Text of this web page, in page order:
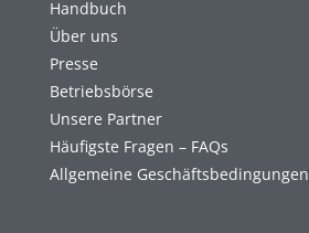
Handbuch
Über uns
Presse
Betriebsbörse
Unsere Partner
Häufigste Fragen – FAQs
Allgemeine Geschäftsbedingungen